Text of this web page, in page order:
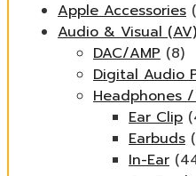
Apple Accessories
Audio & Visual (AV)
DAC/AMP (8)
Digital Audio
Headphones
Ear Clip
Earbuds
In-Ear